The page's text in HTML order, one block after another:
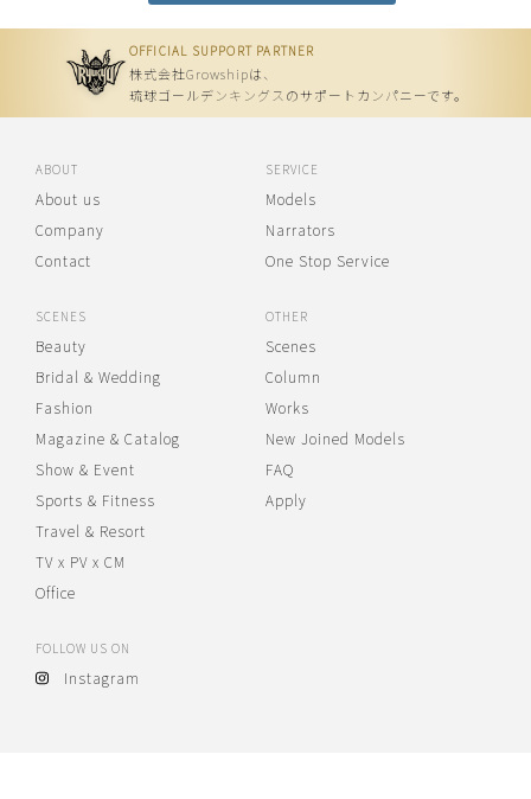
OFFICIAL SUPPORT PARTNER
株式会社Growshipは、
琉球ゴールデンキングスのサポートカンパニーです。
ABOUT
About us
Company
Contact
SERVICE
Models
Narrators
One Stop Service
SCENES
Beauty
Bridal & Wedding
Fashion
Magazine & Catalog
Show & Event
Sports & Fitness
Travel & Resort
TV x PV x CM
Office
OTHER
Scenes
Column
Works
New Joined Models
FAQ
Apply
FOLLOW US ON
Instagram